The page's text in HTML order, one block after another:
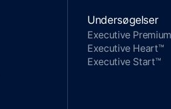
Undersøgelser
Executive
Executive Heart™
Executive Start™